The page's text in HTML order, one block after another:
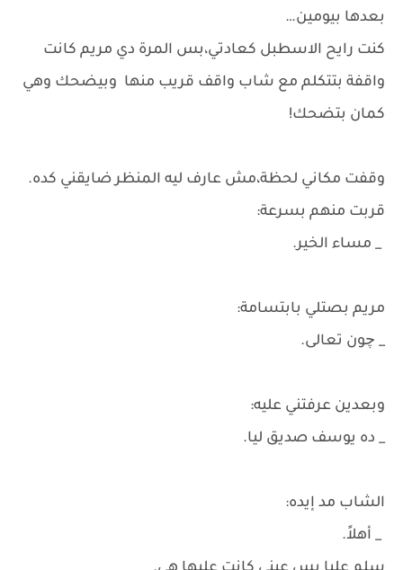
بعدها بيومين…
كنت رايح الاسطبل كعادتي،بس المرة دي مريم كانت
واقفة بتتكلم مع شاب واقف قريب منها وبيضحك وهي
كمان بتضحك!
وقفت مكاني لحظة،مش عارف ليه المنظر ضايقني كده.
قربت منهم بسرعة:
_ مساء الخير.
مريم بصتلي بابتسامة:
_ چون تعالى.
وبعدين عرفتني عليه:
_ ده يوسف صديق ليا.
الشاب مد إيده:
_ أهلاً.